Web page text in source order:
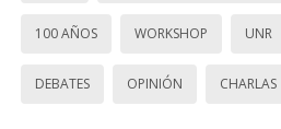
100 AÑOS WORKSHOP UNR
DEBATES OPINIÓN CHARLAS